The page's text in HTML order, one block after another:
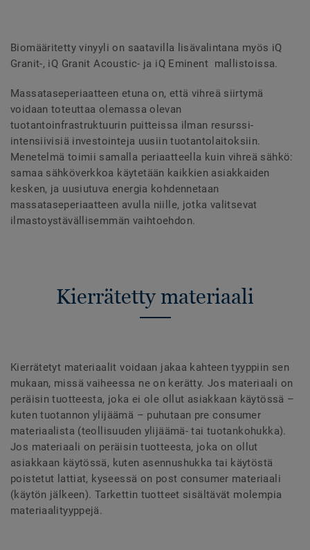
Biomääritetty vinyyli on saatavilla lisävalintana myös iQ
Granit-, iQ Granit Acoustic- ja iQ Eminent mallistoissa.
Massataseperiaatteen etuna on, että vihreä siirtymä
voidaan toteuttaa olemassa olevan
tuotantoinfrastruktuurin puitteissa ilman resurssi-
intensiivisiä investointeja uusiin tuotantolaitoksiin.
Menetelmä toimii samalla periaatteella kuin vihreä sähkö:
samaa sähköverkkoa käytetään kaikkien asiakkaiden
kesken, ja uusiutuva energia kohdennetaan
massataseperiaatteen avulla niille, jotka valitsevat
ilmastoystävällisemmän vaihtoehdon.
Kierrätetty materiaali
Kierrätetyt materiaalit voidaan jakaa kahteen tyyppiin sen
mukaan, missä vaiheessa ne on kerätty. Jos materiaali on
peräisin tuotteesta, joka ei ole ollut asiakkaan käytössä –
kuten tuotannon ylijäämä – puhutaan pre consumer
materiaalista (teollisuuden ylijäämä- tai tuotankohukka).
Jos materiaali on peräisin tuotteesta, joka on ollut
asiakkaan käytössä, kuten asennushukka tai käytöstä
poistetut lattiat, kyseessä on post consumer materiaali
(käytön jälkeen). Tarkettin tuotteet sisältävät molempia
materiaalityyppejä.